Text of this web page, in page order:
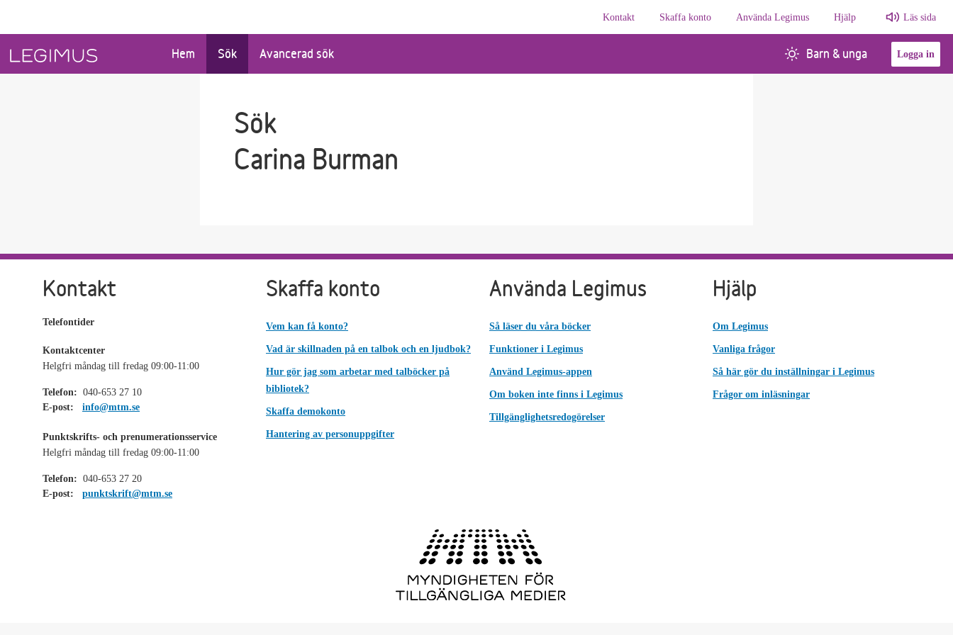
Kontakt
Skaffa konto Använda Legimus Hjälp Läs sida
Hem Sök Avancerad sök Barn & unga Logga in
Sök
Carina Burman
Kontakt
Telefontider
Kontaktcenter
Helgfri måndag till fredag 09:00-11:00
Telefon: 040-653 27 10
E-post:
info@mtm.se
Punktskrifts- och prenumerationsservice
Helgfri måndag till fredag 09:00-11:00
Telefon: 040-653 27 20
E-post:
punktskrift@mtm.se
Skaffa konto
Vem kan få konto?
Vad är skillnaden på en talbok och en ljudbok?
Hur gör jag som arbetar med talböcker på
bibliotek?
Skaffa demokonto
Hantering av personuppgifter
Använda Legimus
Så läser du våra böcker
Funktioner i Legimus
Använd Legimus-appen
Om boken inte finns i Legimus
Tillgänglighetsredogörelser
Hjälp
Om Legimus
Vanliga frågor
Så här gör du inställningar i Legimus
Frågor om inläsningar